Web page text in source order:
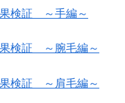
果検証 ～手編～
果検証 ～腕毛編～
果検証 ～肩毛編～